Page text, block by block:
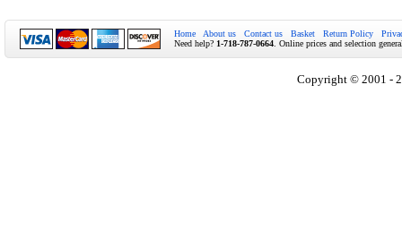
Home About us Contact us Basket Return Policy
Need help? 1-718-787-0664 . Online prices and selection
Copyright © 2001 -